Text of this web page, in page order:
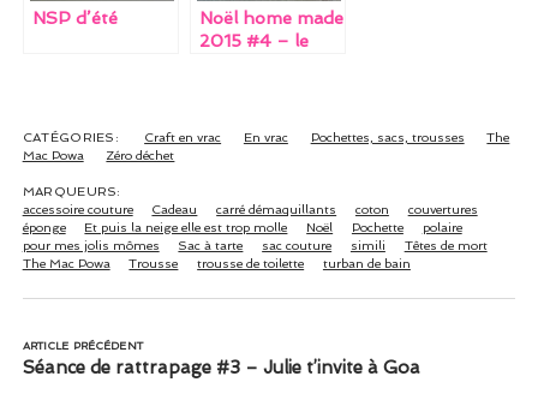
NSP d’été
Noël home made
2015 #4 – le
CATÉGORIES: Craft en vrac En vrac Pochettes, sacs, trousses
The
Mac Powa
Zéro déchet
MARQUEURS:
accessoire couture
Cadeau carré démaquillants coton
couvertures
éponge
Et puis la neige elle est trop molle Noël Pochette
polaire
pour mes jolis mômes
Sac à tarte sac couture simili
Têtes de mort
The Mac Powa
Trousse trousse de toilette turban de bain
ARTICLE PRÉCÉDENT
Séance de rattrapage #3 – Julie t’invite à Goa